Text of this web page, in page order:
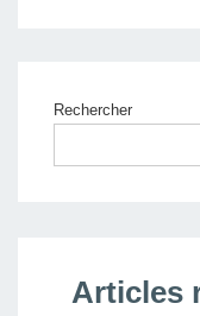
Rechercher
Articles